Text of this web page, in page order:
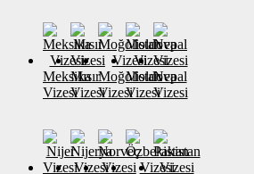
Meksika
Vizesi
Mısır
Vizesi
Moğolistan
Vizesi
Moldova
Vizesi
Nepal
Vizesi